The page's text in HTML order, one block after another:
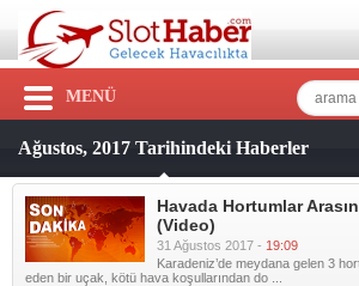
MENÜ
Ağustos, 2017 Tarihindeki Haberler
Havada Hortumlar
(Video)
31 Ağustos 2017 - 19:09
Karadeniz’de meydana gelen 3
eden bir uçak, kötü hava koşullarından do ...